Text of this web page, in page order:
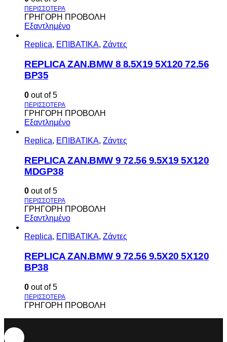
ΓΡΗΓΟΡΗ ΠΡΟΒΟΛΗ
Εξαντλημένο
Replica, ΕΠΙΒΑΤΙΚΑ, Ζάντες
REPLICA ZAN.BMW 8 8.5X19 5X120 72.56
BP35
0 out of 5
ΓΡΗΓΟΡΗ ΠΡΟΒΟΛΗ
Εξαντλημένο
Replica, ΕΠΙΒΑΤΙΚΑ, Ζάντες
REPLICA ZAN.BMW 9 72.56 9.5X19 5X120
MDGP38
0 out of 5
ΓΡΗΓΟΡΗ ΠΡΟΒΟΛΗ
Εξαντλημένο
Replica, ΕΠΙΒΑΤΙΚΑ, Ζάντες
REPLICA ZAN.BMW 9 72.56 9.5X20 5X120
BP38
0 out of 5
ΓΡΗΓΟΡΗ ΠΡΟΒΟΛΗ